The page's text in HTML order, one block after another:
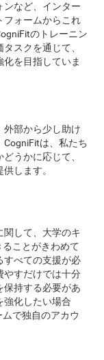
ンなど、インター
フォームからこれ
のトレーニン
スクを通じて、
を目指していま
外部から少し助け
CogniFitは、私たち
うかに応じて、
します。
関して、大学のキ
ことがきわめて
すべての支援が必
やすだけでは十分
保持する必要があ
強化したい場合
で独自のアカウ